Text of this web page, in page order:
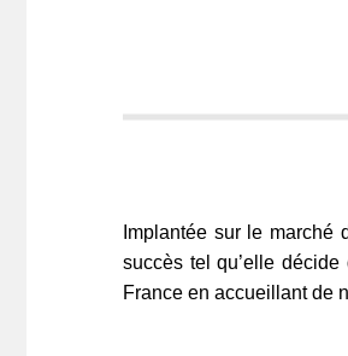
Implantée sur le marché
succès tel qu’elle
France en accueillant de